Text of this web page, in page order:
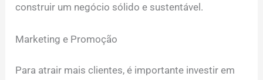
construir um negócio sólido e sustentável.
Marketing e Promoção
Para atrair mais clientes, é importante investir em